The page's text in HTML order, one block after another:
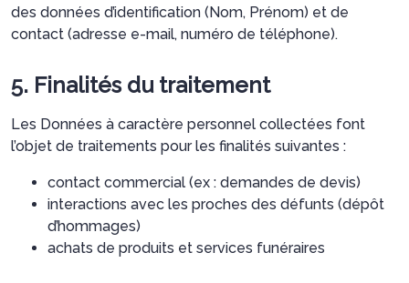
des données d’identification (Nom, Prénom) et de
contact (adresse e-mail, numéro de téléphone).
5. Finalités du traitement
Les Données à caractère personnel collectées font
l’objet de traitements pour les finalités suivantes :
contact commercial (ex : demandes de devis)
interactions avec les proches des défunts (dépôt
d’hommages)
achats de produits et services funéraires